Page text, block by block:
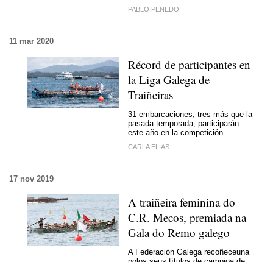
PABLO PENEDO
11 mar 2020
Récord de participantes en
la Liga Galega de
Traiñeiras
31 embarcaciones, tres más que la
pasada temporada, participarán
este año en la competición
CARLA ELÍAS
17 nov 2019
A traiñeira feminina do
C.R. Mecos, premiada na
Gala do Remo galego
A Federación Galega recoñeceuna